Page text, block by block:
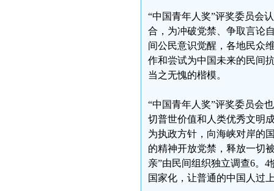
“中国青年人奖”评奖委员会
合，为冲破党禁、争取言论
间公民意识觉醒，各地民众
作和尝试为中国未来的民间
当之无愧的楷模。
“中国青年人奖”评奖委员会
切普世价值和人类优秀文明
为执政方针，向海峡对岸的
的精神开放党禁，释放一切
亲”由民间组织独立调查6。
国家化，让普通的中国人过